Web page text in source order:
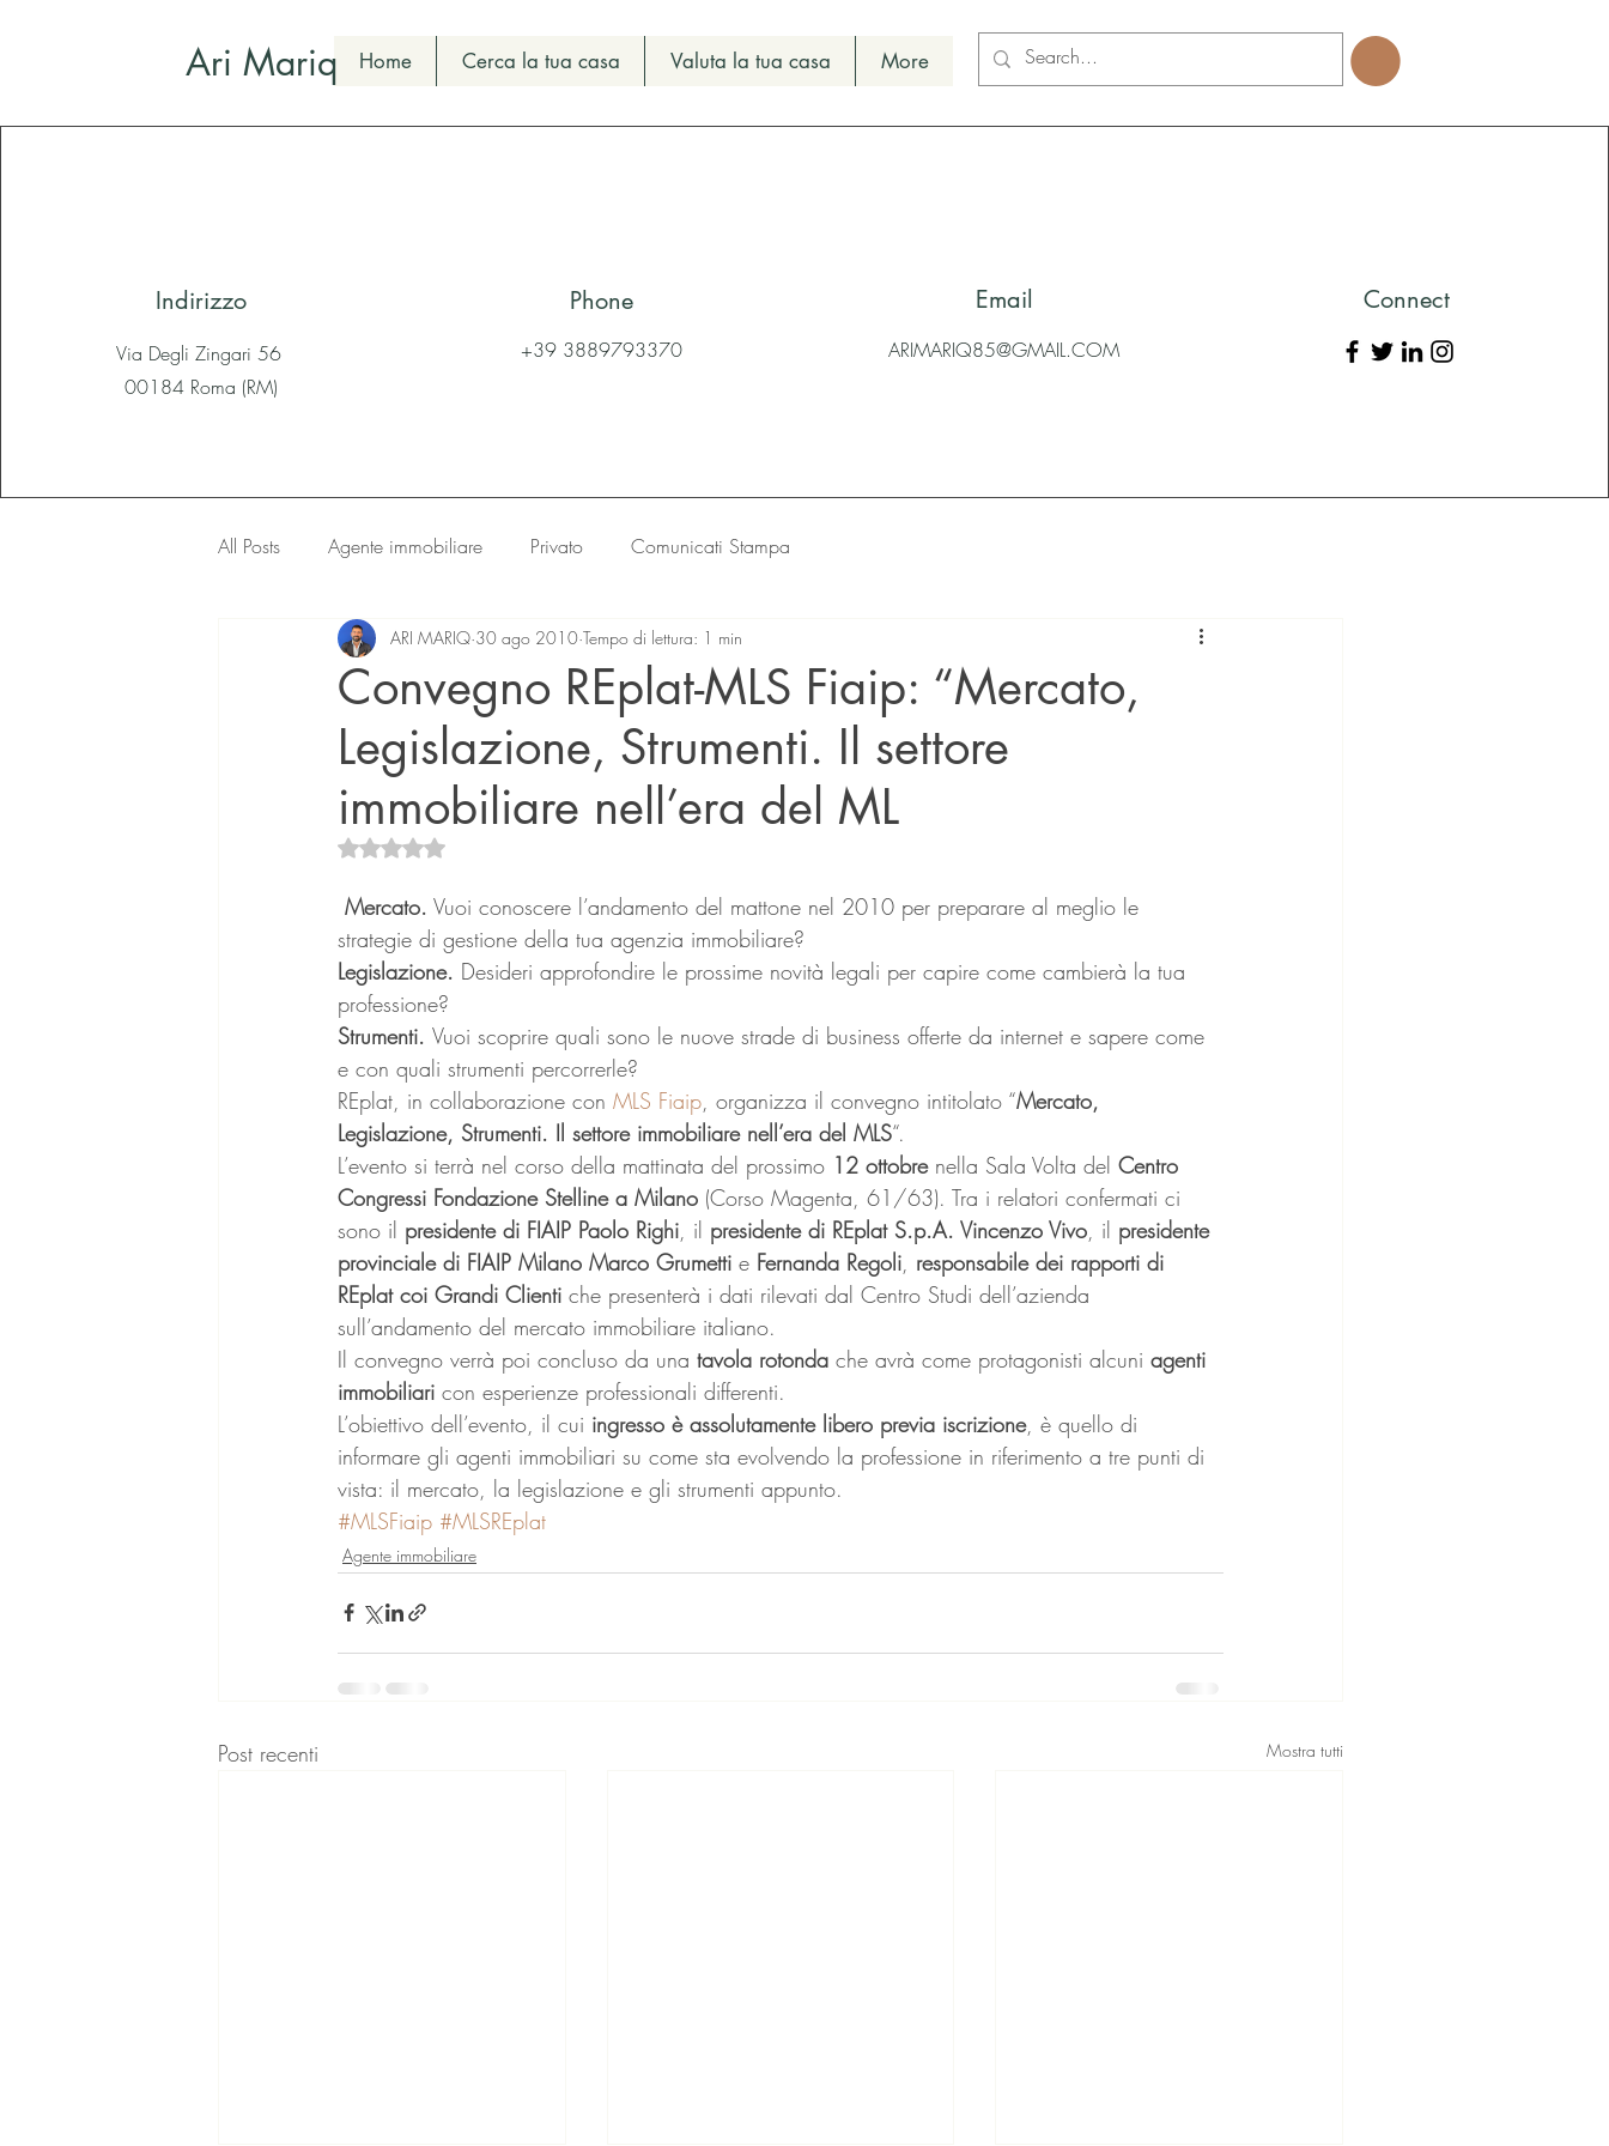
Ari Mariq Home Cerca la tua casa Valuta la tua casa More
Indirizzo
Via Degli Zingari 56
00184 Roma (RM)
Phone
+39 3889793370
Email
ARIMARIQ85@GMAIL.COM
Connect
All Posts Agente immobiliare Privato Comunicati Stampa
Convegno REplat-MLS Fiaip: “Mercato,
Legislazione, Strumenti. Il settore
immobiliare nell’era del ML
ARI MARIQ 30 ago 2010 Tempo di lettura: 1 min
Valutazione NaN stelle su 5.
Mercato. Vuoi conoscere l’andamento del mattone nel 2010 per preparare al meglio le
strategie di gestione della tua agenzia immobiliare?
Legislazione. Desideri approfondire le prossime novità legali per capire come cambierà la tua
professione?
Strumenti. Vuoi scoprire quali sono le nuove strade di business offerte da internet e sapere come
e con quali strumenti percorrerle?
REplat, in collaborazione con MLS Fiaip , organizza il convegno intitolato “Mercato,
Legislazione, Strumenti. Il settore immobiliare nell’era del MLS“.
L’evento si terrà nel corso della mattinata del prossimo 12 ottobre nella Sala Volta del Centro
Congressi Fondazione Stelline a Milano (Corso Magenta, 61/63). Tra i relatori confermati ci
sono il presidente di FIAIP Paolo Righi , il presidente di REplat S.p.A. Vincenzo Vivo , il presidente
provinciale di FIAIP Milano Marco Grumetti e Fernanda Regoli responsabile dei rapporti di
REplat coi Grandi Clienti che presenterà i dati rilevati dal Centro Studi dell’azienda
sull’andamento del mercato immobiliare italiano.
Il convegno verrà poi concluso da una tavola rotonda che avrà come protagonisti alcuni agenti
immobiliari con esperienze professionali differenti.
L’obiettivo dell’evento, il cui ingresso è assolutamente libero previa iscrizione, è quello di
informare gli agenti immobiliari su come sta evolvendo la professione in riferimento a tre punti di
vista: il mercato, la legislazione e gli strumenti appunto.
#MLSFiaip #MLSREplat
Agente immobiliare
Post recenti Mostra tutti